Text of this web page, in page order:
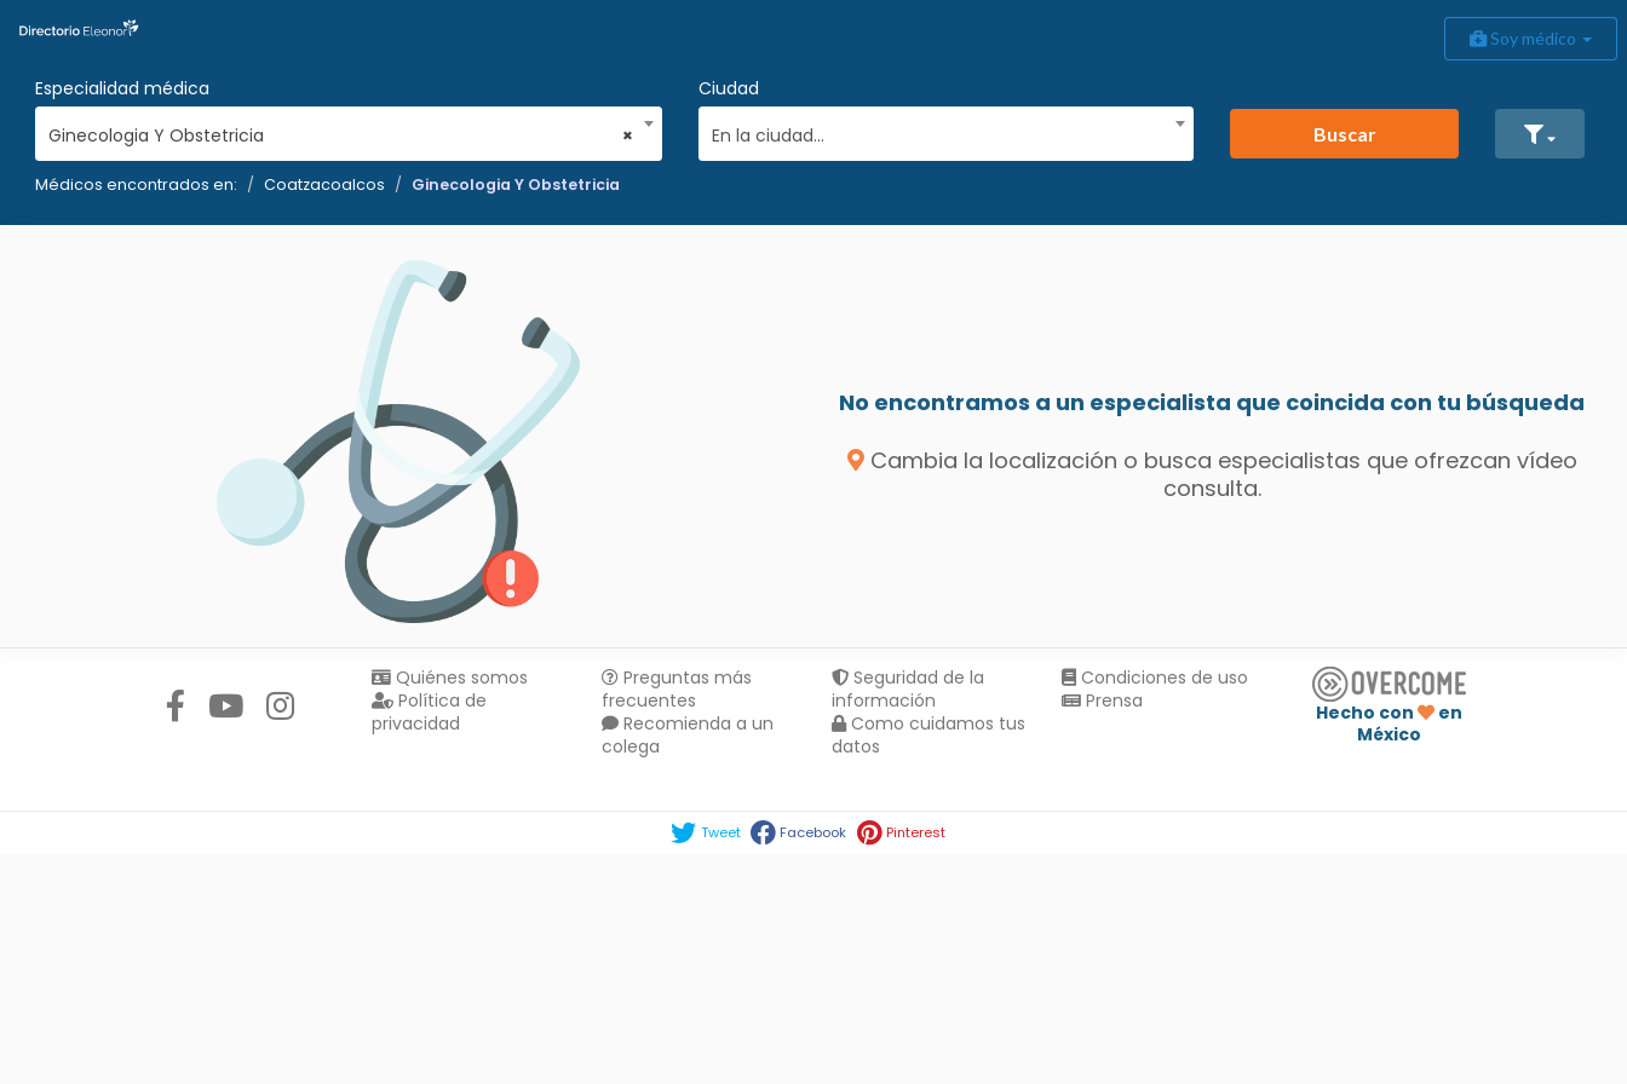
Soy médico
Especialidad médica
×
Ginecologia Y Obstetricia
Ciudad
En la ciudad...
Buscar
Médicos encontrados en: Coatzacoalcos Ginecologia Y Obstetricia
No encontramos a un especialista que coincida con tu búsqueda
Cambia la localización o busca especialistas que ofrezcan vídeo
consulta.
Quiénes somos
Política de
privacidad
Preguntas más
frecuentes
Recomienda a un
colega
Seguridad de la
información
Como cuidamos tus
datos
Condiciones de uso
Prensa
Hecho con
en
México
Tweet Facebook Pinterest